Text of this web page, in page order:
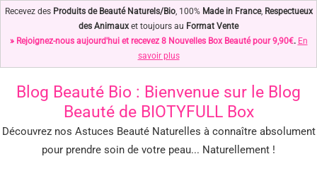
Recevez des Produits de Beauté Naturels/Bio, 100% Made in France, Respectueux
des Animauxet toujours au Format Vente
» Rejoignez-nous aujourd'hui et recevez 8 Nouvelles Box Beauté pour 9,90€. En
savoir plus
Blog Beauté Bio : Bienvenue sur le Blog
Beauté de BIOTYFULL Box
Découvrez nos Astuces Beauté Naturelles à connaître absolument
pour prendre soin de votre peau... Naturellement !